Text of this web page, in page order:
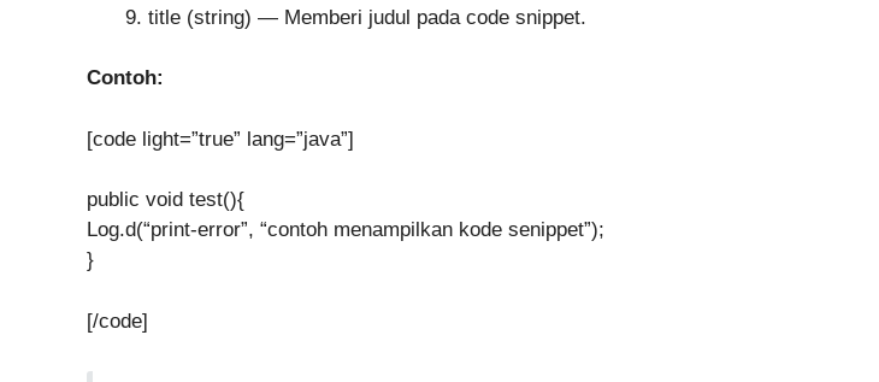
title (string) — Memberi judul pada code snippet.
Contoh:
[code light=”true” lang=”java”]
public void test(){
Log.d(“print-error”, “contoh menampilkan kode senippet”);
}
[/code]